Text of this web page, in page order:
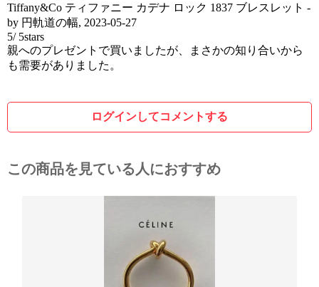
Tiffany&Co ティファニー カデナ ロック 1837 ブレスレット -
by 円軌道の幅, 2023-05-27
5/ 5stars
親へのプレゼントで買いましたが、まさかの知り合いから
も需要がありました。
ログインしてコメントする
この商品を見ている人におすすめ